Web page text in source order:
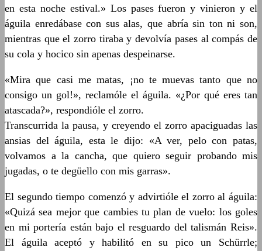
en esta noche estival.» Los pases fueron y vinieron y el
águila enredábase con sus alas, que abría sin ton ni son,
mientras que el zorro tiraba y devolvía pases al compás de
su cola y hocico sin apenas despeinarse.
«Mira que casi me matas, ¡no te muevas tanto que no
consigo un gol!», reclamóle el águila. «¿Por qué eres tan
atascada?», respondióle el zorro.
Transcurrida la pausa, y creyendo el zorro apaciguadas las
ansias del águila, esta le dijo: «A ver, pelo con patas,
volvamos a la cancha, que quiero seguir probando mis
jugadas, o te degüello con mis garras».
El segundo tiempo comenzó y advirtióle el zorro al águila:
«Quizá sea mejor que cambies tu plan de vuelo: los goles
en mi portería están bajo el resguardo del talismán Reis».
El águila aceptó y habilitó en su pico un Schürrle;